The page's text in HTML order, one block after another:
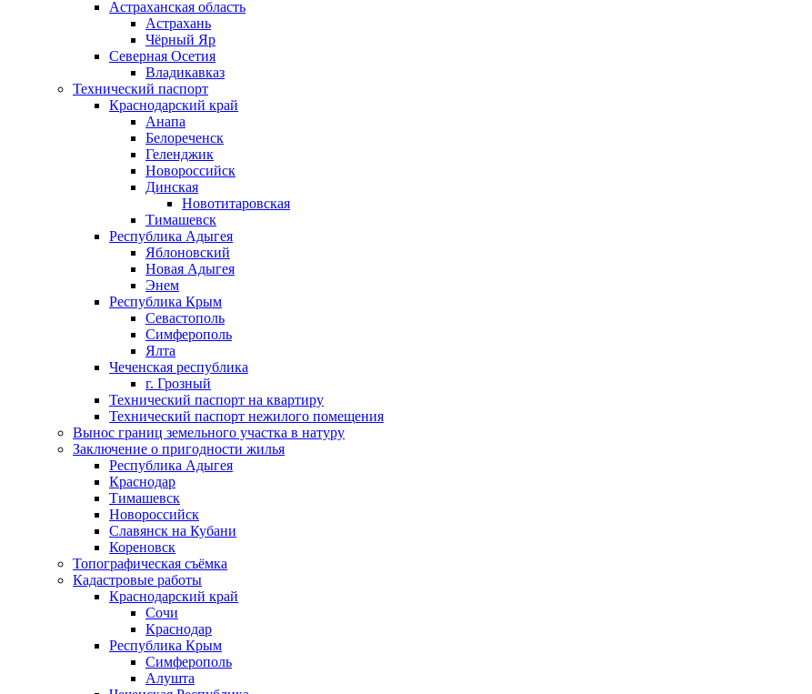
Астраханская область
Астрахань
Чёрный Яр
Северная Осетия
Владикавказ
Технический паспорт
Краснодарский край
Анапа
Белореченск
Геленджик
Новороссийск
Динская
Новотитаровская
Тимашевск
Республика Адыгея
Яблоновский
Новая Адыгея
Энем
Республика Крым
Севастополь
Симферополь
Ялта
Чеченская республика
г. Грозный
Технический паспорт на квартиру
Технический паспорт нежилого помещения
Вынос границ земельного участка в натуру
Заключение о пригодности жилья
Республика Адыгея
Краснодар
Тимашевск
Новороссийск
Славянск на Кубани
Кореновск
Топографическая съёмка
Кадастровые работы
Краснодарский край
Сочи
Краснодар
Республика Крым
Симферополь
Алушта